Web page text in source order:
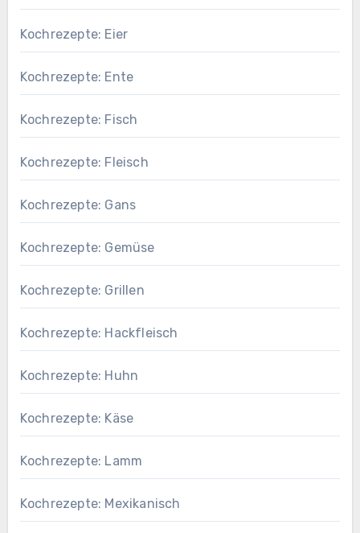
Kochrezepte: Eier
Kochrezepte: Ente
Kochrezepte: Fisch
Kochrezepte: Fleisch
Kochrezepte: Gans
Kochrezepte: Gemüse
Kochrezepte: Grillen
Kochrezepte: Hackfleisch
Kochrezepte: Huhn
Kochrezepte: Käse
Kochrezepte: Lamm
Kochrezepte: Mexikanisch